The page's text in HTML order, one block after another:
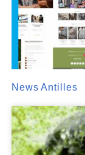
News Antilles